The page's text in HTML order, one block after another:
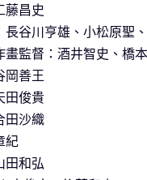
藤昌史
長谷川亨雄、小松原聖
畫監督：酒井智史、橋
岡善王
田俊貴
田沙織
紀
田和弘